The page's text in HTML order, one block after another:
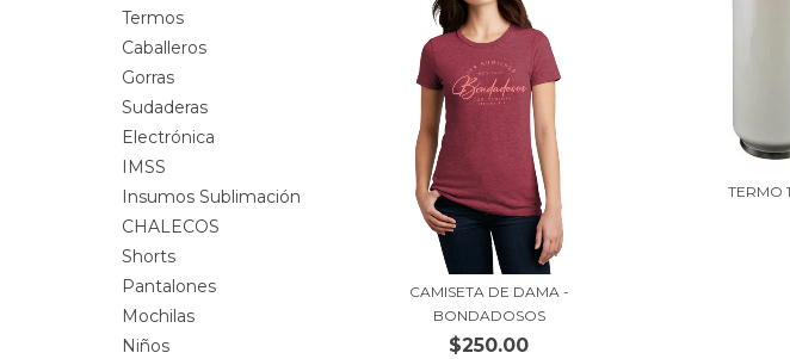
Termos
Caballeros
Gorras
Sudaderas
Electrónica
IMSS
Insumos Sublimación
CHALECOS
Shorts
Pantalones
Mochilas
Niños
CAMISETA DE DAMA -
BONDADOSOS
$250.00
TERMO